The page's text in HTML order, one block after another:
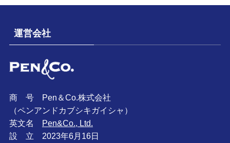
運営会社
商 号 Pen＆Co.株式会社
（ペンアンドカブシキガイシャ）
英文名 Pen&Co., Ltd.
設 立 2023年6月16日